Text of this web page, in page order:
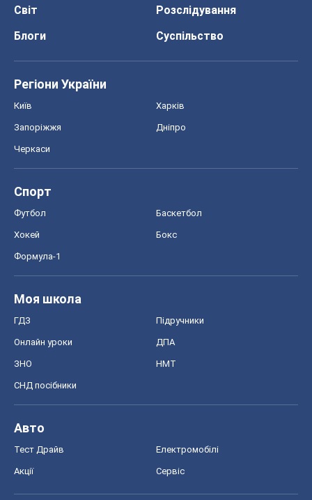
Світ
Розслідування
Блоги
Суспільство
Регіони України
Київ Харків
Запоріжжя Дніпро
Черкаси
Спорт
Футбол Баскетбол
Хокей Бокс
Формула-1
Моя школа
ГДЗ Підручники
Онлайн уроки ДПА
ЗНО НМТ
СНД посібники
Авто
Тест Драйв Електромобілі
Акції Сервіс